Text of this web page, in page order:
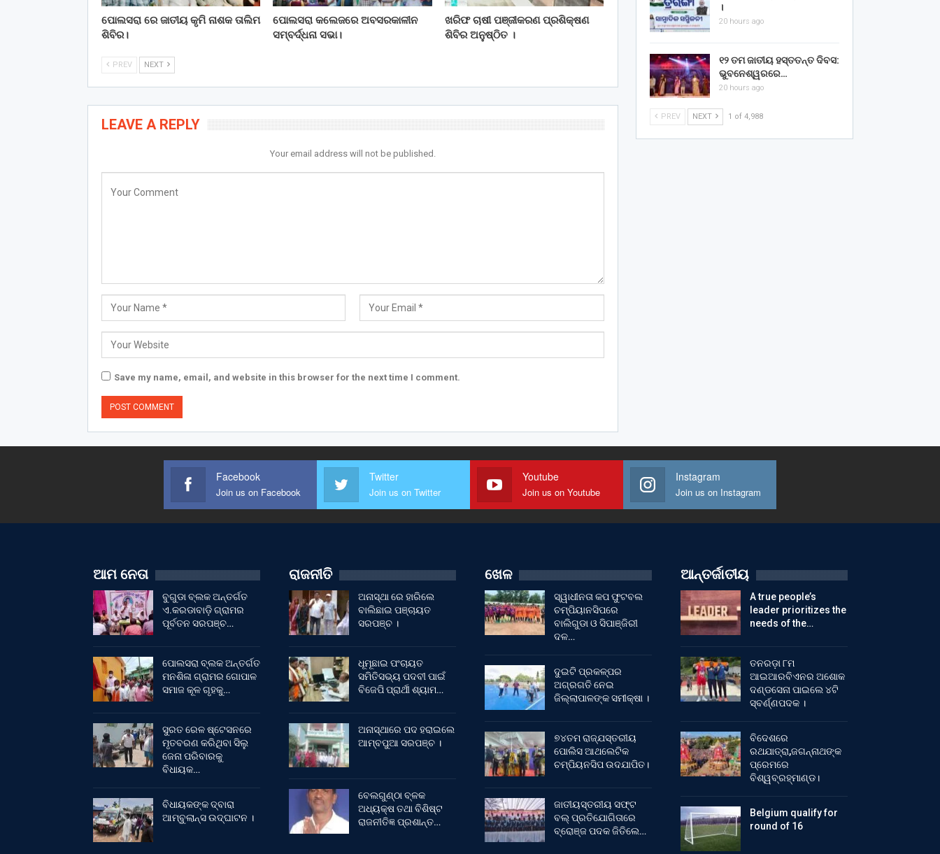
ପୋଲସରା ରେ ଜାତୀୟ କୃମି ନାଶକ ତାଲିମ
ଶିବିର।
ପୋଲସରା କଲେଜରେ ଅବସରକାଳୀନ
ସମ୍ବର୍ଦ୍ଧନା ସଭା।
ଖରିଫ ଚାଷୀ ପଞ୍ଜୀକରଣ ପ୍ରଶିକ୍ଷଣ
ଶିବିର ଅନୁଷ୍ଠିତ ।
PREV NEXT
LEAVE A REPLY
Your email address will not be published.
Save my name, email, and website in this browser for the next time I comment.
।
20 hours ago
୧୨ ତମ ଜାତୀୟ ହସ୍ତତନ୍ତ ଦିବସ:
ଭୁବନେଶ୍ୱରରେ…
20 hours ago
PREV NEXT 1 of 4,988
Facebook
Join us on Facebook
Twitter
Join us on Twitter
Youtube
Join us on Youtube
Instagram
Join us on Instagram
ଆମ ନେତା
ବୁଗୁଡା ବ୍ଲକ ଅନ୍ତର୍ଗତ
ଏ.କରଡାବାଡ଼ି ଗ୍ରାମର
ପୂର୍ବତନ ସରପଞ୍ଚ…
ପୋଲସରା ବ୍ଲକ ଅନ୍ତର୍ଗତ
ମନଶିଳା ଗ୍ରାମର ଗୋପାଳ
ସମାଜ କୂଳ ଗୃହକୁ…
ସୁରତ ରେଳ ଷ୍ଟେସନରେ
ମୃତବରଣ କରିଥିବା ସିଲୁ
ଜେନା ପରିବାରକୁ
ବିଧାୟକ…
ବିଧାୟକଙ୍କ ଦ୍ବାରା
ଆମ୍ବୁଲାନ୍ସ ଉଦ୍‌ଘାଟନ ।
ରାଜନୀତି
ଅନାସ୍ଥା ରେ ହାରିଲେ
ବାଲିଛାଇ ପଞ୍ଚାୟତ
ସରପଞ୍ଚ ।
ଧୂମୂଛାଇ ପଂଚାୟତ
ସମିତିସଭ୍ୟ ପଦବୀ ପାଇଁ
ବିଜେପି ପ୍ରାର୍ଥୀ ଶ୍ୟାମ…
ଅନାସ୍ଥାରେ ପଦ ହରାଇଲେ
ଆମ୍ବପୁଆ ସରପଞ୍ଚ ।
ବେଲଗୁଣ୍ଠା ବ୍ଳକ
ଅଧ୍ୟକ୍ଷ ତଥା ବିଶିଷ୍ଟ
ରାଜନୀତିଜ୍ଞ ପ୍ରଶାନ୍ତ…
ଖେଳ
ସ୍ୱାଧୀନତା କପ ଫୁଟବଲ
ଚମ୍ପିୟାନସିପରେ
ବାଲିଗୁଡା ଓ ସିପାଞ୍ଜିରୀ
ଦଳ…
ଦୁଇଟି ପ୍ରକଳ୍ପର
ଅଗ୍ରଗତି ନେଇ
ଜିଲ୍ଲାପାଳଙ୍କ ସମୀକ୍ଷା ।
୭୪ତମ ରାଜ୍ଯସ୍ତରୀୟ
ପୋଲିସ ଆଥଲେଟିକ
ଚମ୍ପିୟନସିପ ଉଦଯାପିତ।
ଜାତୀୟସ୍ତରୀୟ ସଫ୍ଟ
ବଲ୍ ପ୍ରତିଯୋଗିତାରେ
ବ୍ରୋଞ୍ଜ ପଦକ ଜିତିଲେ…
ଆନ୍ତର୍ଜାତୀୟ
A true people’s
leader prioritizes the
needs of the…
ତନରଡ଼ା ୮ମ
ଆଇଆରବିଏନର ଅଶୋକ
ଦଣ୍ଡସେନା ପାଇଲେ ୪ଟି
ସ୍ବର୍ଣ୍ଣପଦକ ।
ବିଦେଶରେ
ରଥଯାତ୍ରା,ଜଗନ୍ନାଥଙ୍କ
ପ୍ରେମରେ
ବିଶ୍ୱବ୍ରହ୍ମାଣ୍ଡ।
Belgium qualify for
round of 16